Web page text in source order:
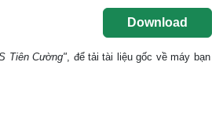
Download
Tiên Cường", để tải tài liệu gốc về máy bạn